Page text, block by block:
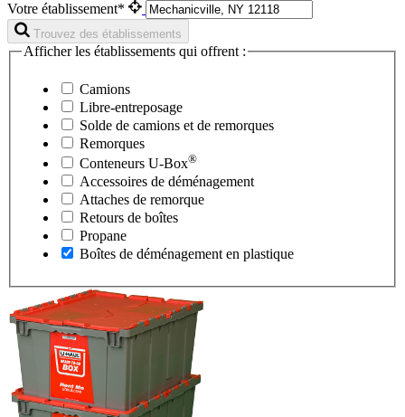
Votre établissement*
Trouvez des établissements
Afficher les établissements qui offrent :
Camions
Libre-entreposage
Solde de camions et de remorques
Remorques
Conteneurs U-Box®
Accessoires de déménagement
Attaches de remorque
Retours de boîtes
Propane
Boîtes de déménagement en plastique